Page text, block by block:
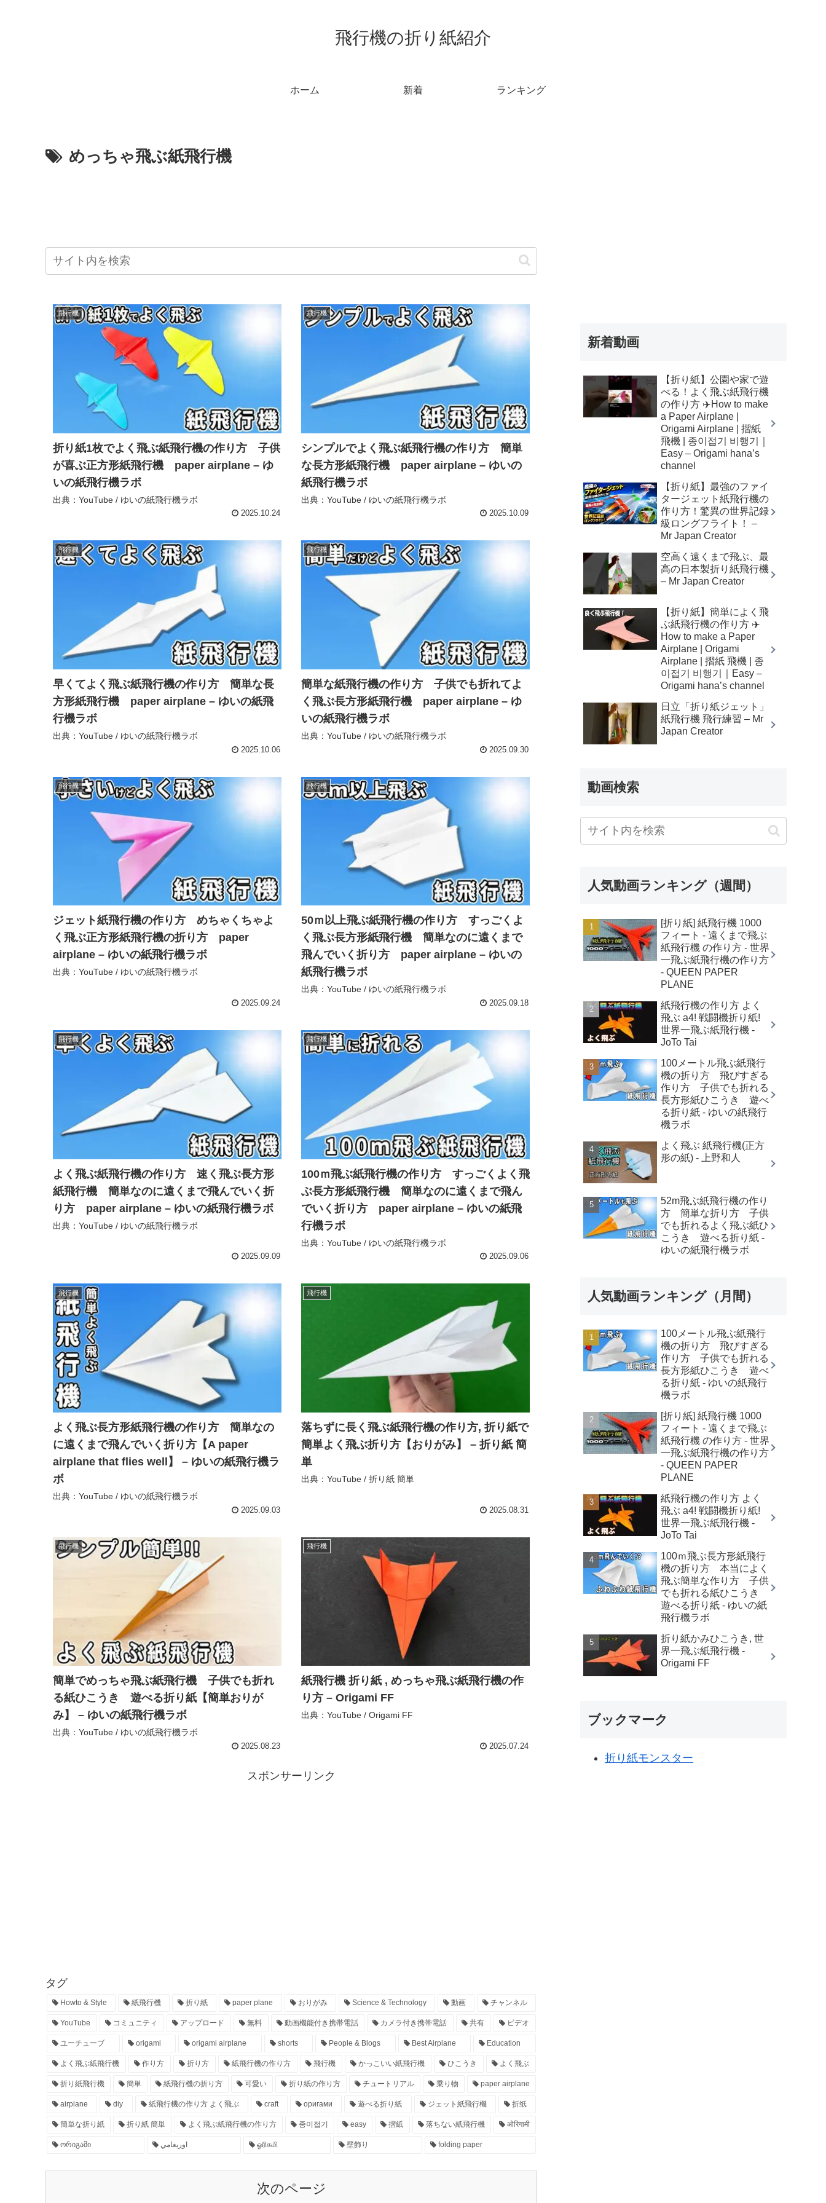
飛行機の折り紙紹介
ホーム 新着 ランキング
めっちゃ飛ぶ紙飛行機
飛行機
折り紙1枚でよく飛ぶ紙飛行機の作り方 子供
が喜ぶ正方形紙飛行機 paper airplane – ゆ
いの紙飛行機ラボ
出典：YouTube / ゆいの紙飛行機ラボ
2025.10.24
飛行機
シンプルでよく飛ぶ紙飛行機の作り方 簡単
な長方形紙飛行機 paper airplane – ゆいの
紙飛行機ラボ
出典：YouTube / ゆいの紙飛行機ラボ
2025.10.09
飛行機
早くてよく飛ぶ紙飛行機の作り方 簡単な長
方形紙飛行機 paper airplane – ゆいの紙飛
行機ラボ
出典：YouTube / ゆいの紙飛行機ラボ
2025.10.06
飛行機
簡単な紙飛行機の作り方 子供でも折れてよ
く飛ぶ長方形紙飛行機 paper airplane – ゆ
いの紙飛行機ラボ
出典：YouTube / ゆいの紙飛行機ラボ
2025.09.30
飛行機
ジェット紙飛行機の作り方 めちゃくちゃよ
く飛ぶ正方形紙飛行機の折り方 paper
airplane – ゆいの紙飛行機ラボ
出典：YouTube / ゆいの紙飛行機ラボ
2025.09.24
飛行機
50ｍ以上飛ぶ紙飛行機の作り方 すっごくよ
く飛ぶ長方形紙飛行機 簡単なのに遠くまで
飛んでいく折り方 paper airplane – ゆいの
紙飛行機ラボ
出典：YouTube / ゆいの紙飛行機ラボ
2025.09.18
飛行機
よく飛ぶ紙飛行機の作り方 速く飛ぶ長方形
紙飛行機 簡単なのに遠くまで飛んでいく折
り方 paper airplane – ゆいの紙飛行機ラボ
出典：YouTube / ゆいの紙飛行機ラボ
2025.09.09
飛行機
100ｍ飛ぶ紙飛行機の作り方 すっごくよく飛
ぶ長方形紙飛行機 簡単なのに遠くまで飛ん
でいく折り方 paper airplane – ゆいの紙飛
行機ラボ
出典：YouTube / ゆいの紙飛行機ラボ
2025.09.06
飛行機
よく飛ぶ長方形紙飛行機の作り方 簡単なの
に遠くまで飛んでいく折り方【A paper
airplane that flies well】 – ゆいの紙飛行機ラ
ボ
出典：YouTube / ゆいの紙飛行機ラボ
2025.09.03
飛行機
落ちずに長く飛ぶ紙飛行機の作り方, 折り紙で
簡単よく飛ぶ折り方【おりがみ】 – 折り紙 簡
単
出典：YouTube / 折り紙 簡単
2025.08.31
飛行機
簡単でめっちゃ飛ぶ紙飛行機 子供でも折れ
る紙ひこうき 遊べる折り紙【簡単おりが
み】 – ゆいの紙飛行機ラボ
出典：YouTube / ゆいの紙飛行機ラボ
2025.08.23
飛行機
紙飛行機 折り紙 , めっちゃ飛ぶ紙飛行機の作
り方 – Origami FF
出典：YouTube / Origami FF
2025.07.24
スポンサーリンク
タグ
Howto & Style 紙飛行機 折り紙 paper plane おりがみ Science & Technology 動画 チャンネル
YouTube コミュニティ アップロード 無料 動画機能付き携帯電話 カメラ付き携帯電話 共有 ビデオ
ユーチューブ origami origami airplane shorts People & Blogs Best Airplane Education
よく飛ぶ紙飛行機 作り方 折り方 紙飛行機の作り方 飛行機 かっこいい紙飛行機 ひこうき よく飛ぶ
折り紙飛行機 簡単 紙飛行機の折り方 可愛い 折り紙の作り方 チュートリアル 乗り物 paper airplane
airplane diy 紙飛行機の作り方 よく飛ぶ craft оригами 遊べる折り紙 ジェット紙飛行機 折纸
簡単な折り紙 折り紙 簡単 よく飛ぶ紙飛行機の作り方 종이접기 easy 摺紙 落ちない紙飛行機 ओरिगामी
ორიგამი اوريغامي ஓரிகமி 壁飾り folding paper
次のページ
新着動画
【折り紙】公園や家で遊
べる！よく飛ぶ紙飛行機
の作り方 ✈️How to make
a Paper Airplane |
Origami Airplane | 摺紙
飛機 | 종이접기 비행기｜
Easy – Origami hana’s
channel
【折り紙】最強のファイ
タージェット紙飛行機の
作り方！驚異の世界記録
級ロングフライト！ –
Mr Japan Creator
空高く遠くまで飛ぶ、最
高の日本製折り紙飛行機
– Mr Japan Creator
【折り紙】簡単によく飛
ぶ紙飛行機の作り方 ✈️
How to make a Paper
Airplane | Origami
Airplane | 摺紙 飛機 | 종
이접기 비행기｜Easy –
Origami hana’s channel
日立「折り紙ジェット」
紙飛行機 飛行練習 – Mr
Japan Creator
動画検索
人気動画ランキング（週間）
[折り紙] 紙飛行機 1000
フィート - 遠くまで飛ぶ
紙飛行機 の作り方 - 世界
一飛ぶ紙飛行機の作り方
- QUEEN PAPER
PLANE
紙飛行機の作り方 よく
飛ぶ a4! 戦闘機折り紙!
世界一飛ぶ紙飛行機 -
JoTo Tai
100メートル飛ぶ紙飛行
機の折り方 飛びすぎる
作り方 子供でも折れる
長方形紙ひこうき 遊べ
る折り紙 - ゆいの紙飛行
機ラボ
よく飛ぶ 紙飛行機(正方
形の紙) - 上野和人
52m飛ぶ紙飛行機の作り
方 簡単な折り方 子供
でも折れるよく飛ぶ紙ひ
こうき 遊べる折り紙 -
ゆいの紙飛行機ラボ
人気動画ランキング（月間）
100メートル飛ぶ紙飛行
機の折り方 飛びすぎる
作り方 子供でも折れる
長方形紙ひこうき 遊べ
る折り紙 - ゆいの紙飛行
機ラボ
[折り紙] 紙飛行機 1000
フィート - 遠くまで飛ぶ
紙飛行機 の作り方 - 世界
一飛ぶ紙飛行機の作り方
- QUEEN PAPER
PLANE
紙飛行機の作り方 よく
飛ぶ a4! 戦闘機折り紙!
世界一飛ぶ紙飛行機 -
JoTo Tai
100ｍ飛ぶ長方形紙飛行
機の折り方 本当によく
飛ぶ簡単な作り方 子供
でも折れる紙ひこうき
遊べる折り紙 - ゆいの紙
飛行機ラボ
折り紙かみひこうき, 世
界一飛ぶ紙飛行機 -
Origami FF
ブックマーク
折り紙モンスター